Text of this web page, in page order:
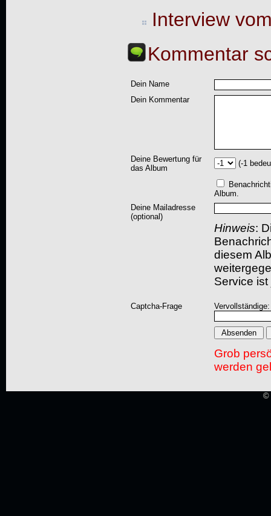
Interview
Kommentar
Dein Name
Dein Kommentar
Deine Bewertung für
das Album
(-1
Album.
Deine Mailadresse
(optional)
Hinweis:
diesem
Service
Captcha-Frage
Grob
werden
©